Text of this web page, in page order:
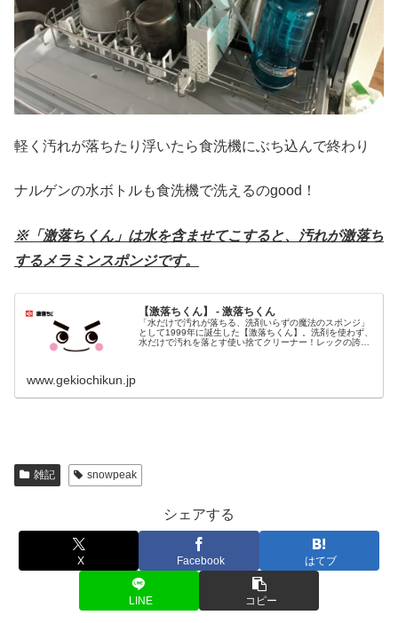
軽く汚れが落ちたり浮いたら食洗機にぶち込んで終わり
ナルゲンの水ボトルも食洗機で洗えるのgood！
※「激落ちくん」は水を含ませてこすると、汚れが激落ち
するメラミンスポンジです。
【激落ちくん】 - 激落ちくん
「水だけで汚れが落ちる、洗剤いらずの魔法のスポンジ」
として1999年に誕生した【激落ちくん】。洗剤を使わず、
水だけで汚れを落とす使い捨てクリーナー！レックの誇る
www.gekiochikun.jp
雑記 snowpeak
シェアする
X Facebook はてブ
LINE コピー